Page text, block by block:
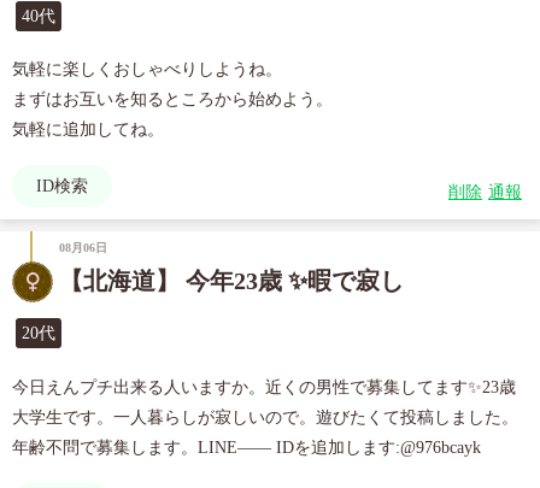
40代
気軽に楽しくおしゃべりしようね。
まずはお互いを知るところから始めよう。
気軽に追加してね。
ID検索 削除 通報
08月06日
【北海道】 今年23歳 ✨暇で寂し
20代
今日えんプチ出来る人いますか。近くの男性で募集してます✨23歳
大学生です。一人暮らしが寂しいので。遊びたくて投稿しました。
年齢不問で募集します。LINE—— IDを追加します:@976bcayk